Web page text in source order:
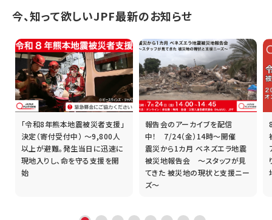
今、知って欲しいJPF最新のお知らせ
「令和8年熊本地震被災者支援」
決定（寄付受付中） ～9,800人
以上が避難。発生当日に迅速に
現地入りし、命を守る支援を開
始
報告会のアーカイブを配信
中！ 7/24（金）14時～開催
震災から1カ月 ベネズエラ地震
被災地報告会 ～スタッフが見
てきた 被災地の現状と支援ニー
ズ～